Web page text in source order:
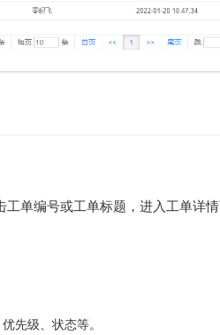
工单编号或工单标题，进入工单详
先级、状态等。